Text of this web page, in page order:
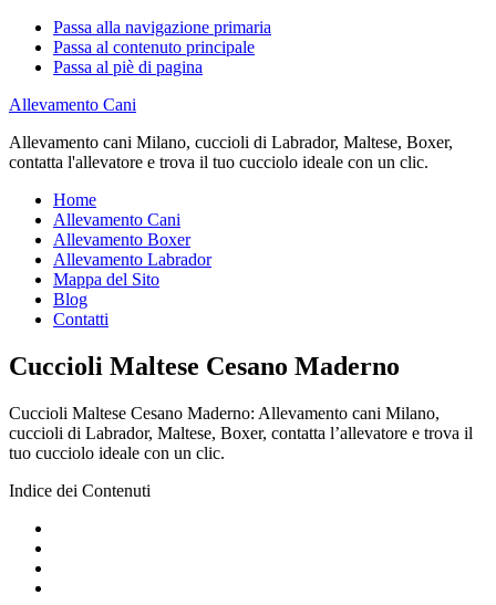
Passa alla navigazione primaria
Passa al contenuto principale
Passa al piè di pagina
Allevamento Cani
Allevamento cani Milano, cuccioli di Labrador, Maltese, Boxer,
contatta l'allevatore e trova il tuo cucciolo ideale con un clic.
Home
Allevamento Cani
Allevamento Boxer
Allevamento Labrador
Mappa del Sito
Blog
Contatti
Cuccioli Maltese Cesano Maderno
Cuccioli Maltese Cesano Maderno: Allevamento cani Milano,
cuccioli di Labrador, Maltese, Boxer, contatta l’allevatore e trova il
tuo cucciolo ideale con un clic.
Indice dei Contenuti